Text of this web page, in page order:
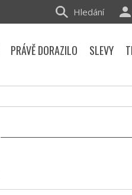
Hledání
PRÁVĚ DORAZILO SLEVY